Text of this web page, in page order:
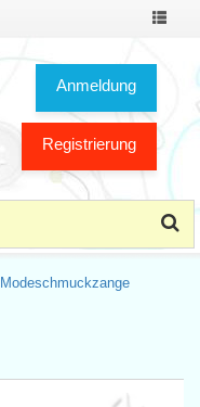
Toggle
Anmeldung
Registrierung
Modeschmuckzange